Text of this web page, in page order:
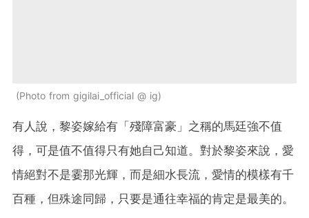
Photo from gigilai_official @ ig
有人說，黎姿嫁給有「殘障富豪」之稱的馬廷強不值
得，可是值不值得只有她自己知道。對於黎姿來說，愛
情絕對不是霎那光輝，而是細水長流，愛情的模樣有千
百種，但殊途同歸，只要是通往幸福的肯定是最美的。